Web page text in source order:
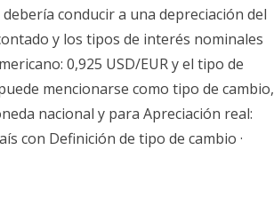
conducir a una depreciación del
y los tipos de interés nominales
0,925 USD/EUR y el tipo de
mencionarse como tipo de cambio,
nacional y para Apreciación real:
con Definición de tipo de cambio ·